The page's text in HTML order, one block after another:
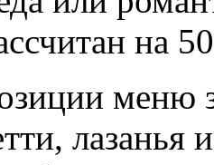
на
меню